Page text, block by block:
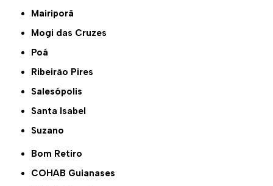
Mairiporã
Mogi das Cruzes
Poá
Ribeirão Pires
Salesópolis
Santa Isabel
Suzano
Bom Retiro
COHAB Guianases